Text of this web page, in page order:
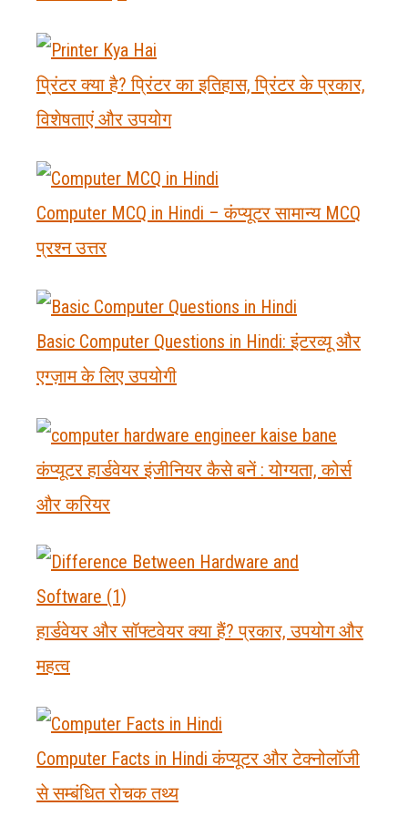
प्रिंटर क्या है? प्रिंटर का इतिहास, प्रिंटर के प्रकार,
विशेषताएं और उपयोग
Computer MCQ in Hindi – कंप्यूटर सामान्य MCQ
प्रश्न उत्तर
Basic Computer Questions in Hindi: इंटरव्यू और
एग्ज़ाम के लिए उपयोगी
कंप्यूटर हार्डवेयर इंजीनियर कैसे बनें : योग्यता, कोर्स
और करियर
हार्डवेयर और सॉफ्टवेयर क्या हैं? प्रकार, उपयोग और
महत्व
Computer Facts in Hindi कंप्यूटर और टेक्नोलॉजी
से सम्बंधित रोचक तथ्य